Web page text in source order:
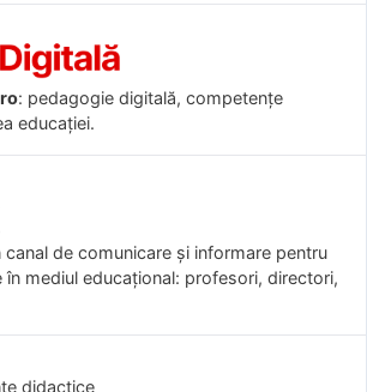
: pedagogie digitală, competențe
educației.
canal de comunicare și informare pentru
în mediul educațional: profesori, directori,